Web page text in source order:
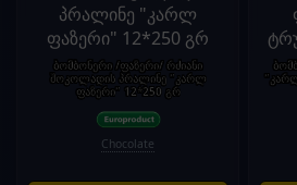
ბომბონერი /ფაზერი/ რძიანი
შოკოლადის პრალინე "კარლ
ფაზერი" 12*250 გრ
Chocolate